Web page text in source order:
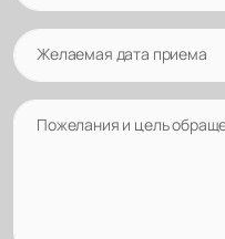
Желаемая дата приема
Пожелания и цель